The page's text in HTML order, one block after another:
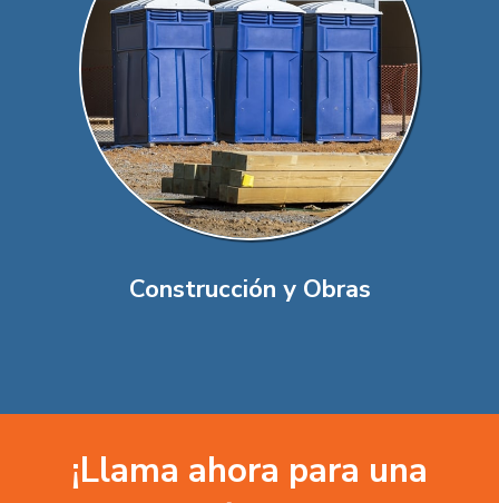
Construcción y Obras
¡Llama ahora para una